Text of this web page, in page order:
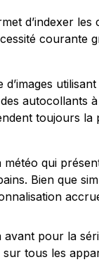
d’indexer les
courante
autocollants à
toujours la
qui
Bien que
pour la
tous les